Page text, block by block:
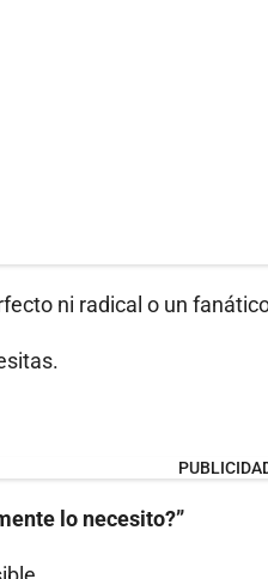
ni radical o un
lo necesito?”